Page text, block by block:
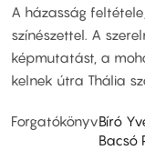
A házasság
színészettel. A
képmutatást, a
kelnek útra Thália
ForgatókönyvBíró
Bacsó